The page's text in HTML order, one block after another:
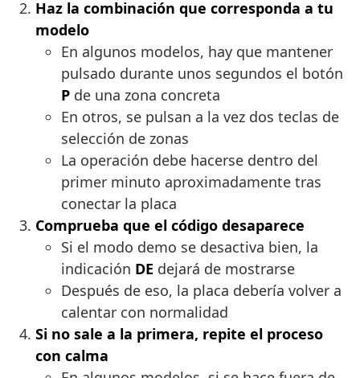
Haz la combinación que corresponda a tu
modelo
En algunos modelos, hay que mantener
pulsado durante unos segundos el botón
P de una zona concreta
En otros, se pulsan a la vez dos teclas de
selección de zonas
La operación debe hacerse dentro del
primer minuto aproximadamente tras
conectar la placa
Comprueba que el código desaparece
Si el modo demo se desactiva bien, la
indicación DE dejará de mostrarse
Después de eso, la placa debería volver a
calentar con normalidad
Si no sale a la primera, repite el proceso
con calma